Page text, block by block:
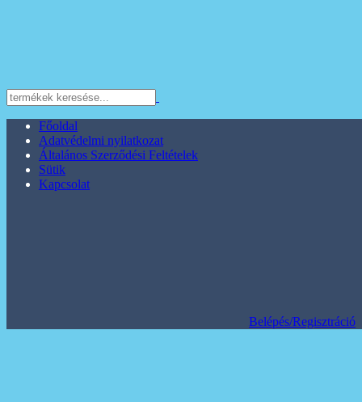
Főoldal
Adatvédelmi nyilatkozat
Általános Szerződési Feltételek
Sütik
Kapcsolat
Belépés/Regisztráció